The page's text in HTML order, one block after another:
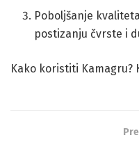
Poboljšanje
postizanju čvrste i
Kako koristiti Kamagru?